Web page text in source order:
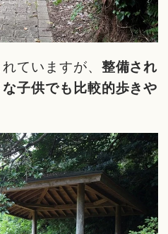
ていますが、 整備され
子供でも比較的歩きや